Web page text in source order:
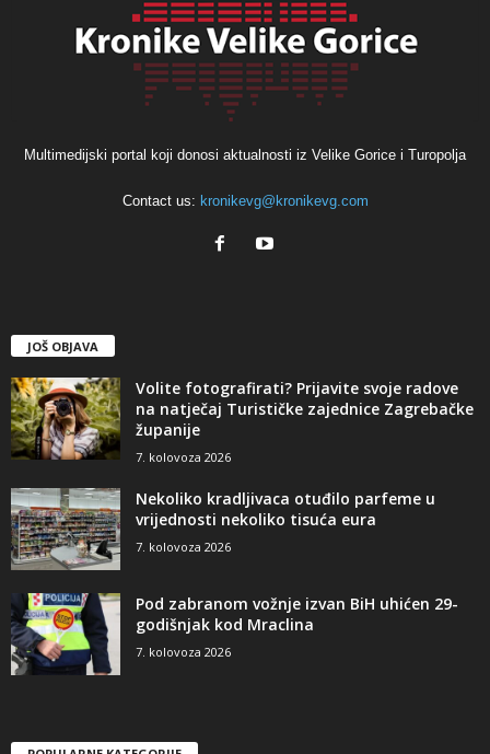
Multimedijski portal koji donosi aktualnosti iz Velike Gorice i Turopolja
Contact us: kronikevg@kronikevg.com
JOŠ OBJAVA
Volite fotografirati? Prijavite svoje radove
na natječaj Turističke zajednice Zagrebačke
županije
7. kolovoza 2026
Nekoliko kradljivaca otuđilo parfeme u
vrijednosti nekoliko tisuća eura
7. kolovoza 2026
Pod zabranom vožnje izvan BiH uhićen 29-
godišnjak kod Mraclina
7. kolovoza 2026